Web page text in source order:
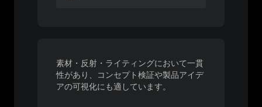
素材・反射・ライティングにおいて一貫
性があり、コンセプト検証や製品アイデ
アの可視化にも適しています。